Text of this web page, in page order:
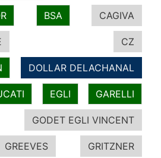
BSA CAGIVA
CZ
DOLLAR DELACHANAL
EGLI GARELLI
GODET EGLI VINCENT
GREEVES GRITZNER